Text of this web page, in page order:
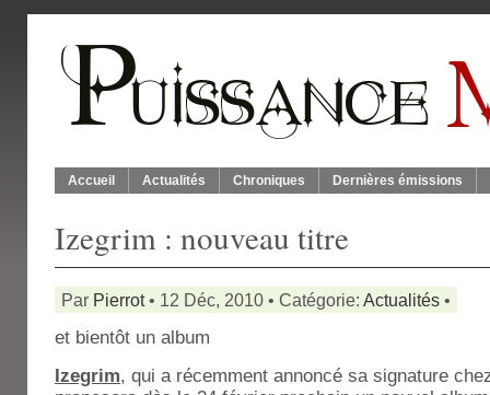
Accueil Actualités Chroniques Dernières émissions
Izegrim : nouveau titre
Par Pierrot• 12 Déc, 2010 • Catégorie: Actualités •
et bientôt un album
Izegrim, qui a récemment annoncé sa signature